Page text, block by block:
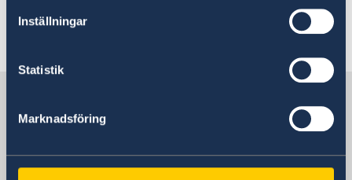
Inställningar
Statistik
Marknadsföring
Embaixada da Suécia em Maputo
Embaixada da Suécia